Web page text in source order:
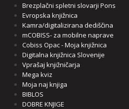
Brezplačni spletni slovarji Pons
Evropska knjižnica
Kamra/digitalizirana dediščina
mCOBISS- za mobilne naprave
Cobiss Opac - Moja knjižnica
Digitalna knjižnica Slovenije
Vprašaj knjižničarja
Mega kviz
Moja naj knjiga
BIBLOS
DOBRE KNJIGE